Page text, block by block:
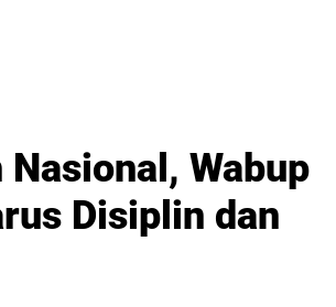
Wabup
Disiplin dan